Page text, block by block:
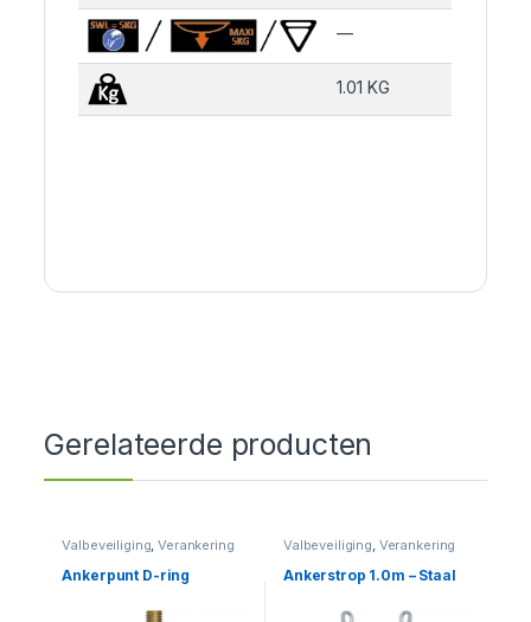
—
1.01 KG
Gerelateerde producten
Valbeveiliging,Verankering
Ankerpunt D-ring
Valbeveiliging, Verankering
Ankerstrop 1.0m – Staal